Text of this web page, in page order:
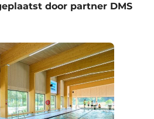
door partner DMS